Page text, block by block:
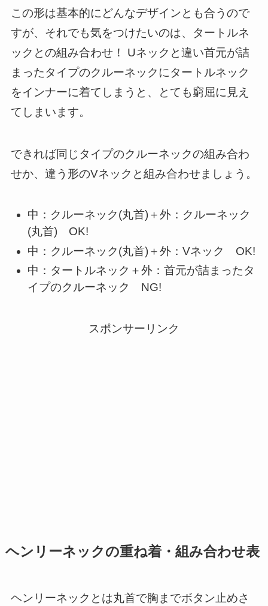
この形は基本的にどんなデザインとも合うので
すが、それでも気をつけたいのは、タートルネ
ックとの組み合わせ！ Uネックと違い首元が詰
まったタイプのクルーネックにタートルネック
をインナーに着てしまうと、とても窮屈に見え
てしまいます。
できれば同じタイプのクルーネックの組み合わ
せか、違う形のVネックと組み合わせましょう。
中：クルーネック(丸首)＋外：クルーネック
(丸首) OK!
中：クルーネック(丸首)＋外：Vネック OK!
中：タートルネック＋外：首元が詰まったタ
イプのクルーネック NG!
スポンサーリンク
ヘンリーネックの重ね着・組み合わせ表
ヘンリーネックとは丸首で胸までボタン止めさ